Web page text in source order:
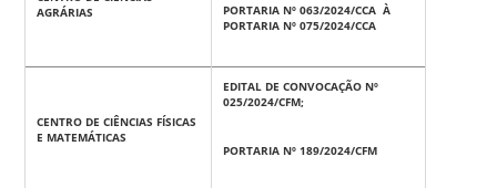
AGRÁRIAS
PORTARIA Nº 063/2024/CCA À
PORTARIA Nº 075/2024/CCA
CENTRO DE CIÊNCIAS FÍSICAS
E MATEMÁTICAS
EDITAL DE CONVOCAÇÃO Nº
025/2024/CFM;
PORTARIA Nº 189/2024/CFM